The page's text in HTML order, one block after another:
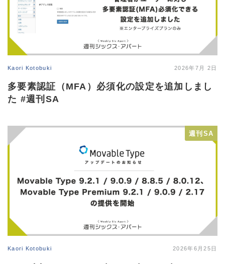
Kaori Kotobuki 2026年7月 2日
多要素認証（MFA）必須化の設定を追加しまし
た #週刊SA
週刊SA
Kaori Kotobuki 2026年6月25日